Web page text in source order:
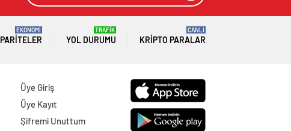
PARITELER
EKONOMİ
YOL DURUMU
TRAFİK
KRIPTO PARALAR
CANLI
Üye Giriş
Üye Kayıt
Şifremi Unuttum